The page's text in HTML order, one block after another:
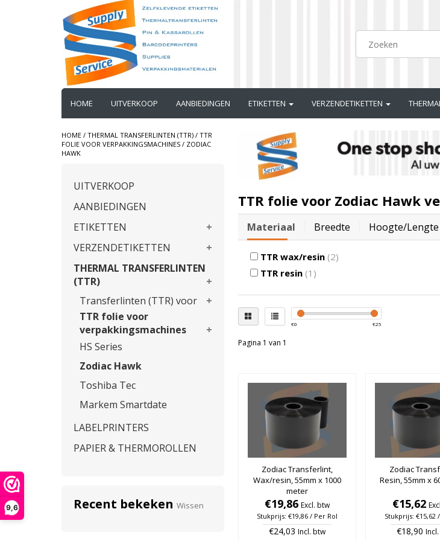
9,6
HOME UITVERKOOP AANBIEDINGEN ETIKETTEN VERZENDETIKETTEN
HOME / THERMAL TRANSFERLINTEN (TTR) / TTR
FOLIE VOOR VERPAKKINGSMACHINES / ZODIAC
HAWK
UITVERKOOP
AANBIEDINGEN
ETIKETTEN
VERZENDETIKETTEN
THERMAL TRANSFERLINTEN
(TTR)
Transferlinten (TTR) voor
TTR folie voor
verpakkingsmachines
HS Series
Zodiac Hawk
Toshiba Tec
Markem Smartdate
LABELPRINTERS
PAPIER & THERMOROLLEN
Recent bekeken Wissen
TTR folie voor Zodiac Hawk
Materiaal Breedte Hoogte/lengte
TTR wax/resin (2)
TTR resin (1)
€0 €25
Pagina 1 van 1
Zodiac Transferlint,
Wax/resin, 55mm x 1000
meter
€19,86 Excl. btw
Stukprijs: €19,86 / Per Rol
€24,03 Incl. btw
Zodiac
Resin, 55mm x
€15,62
Stukprijs: €15,62
€18,90